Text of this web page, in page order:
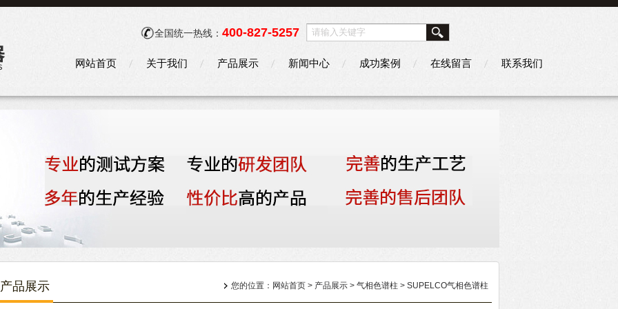
全国统一热线： 400-827-5257
网站首页 关于我们 产品展示 新闻中心 成功案例 在线留言 联系我们
产品展示 您的位置： 网站首页 > 产品展示 > 气相色谱柱 > SUPELCO气相色谱柱